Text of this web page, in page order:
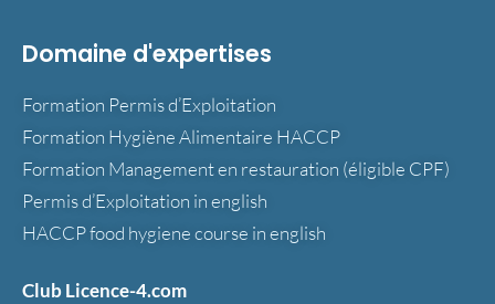
Domaine d'expertises
Formation Permis d’Exploitation
Formation Hygiène Alimentaire HACCP
Formation Management en restauration (éligible CPF)
Permis d’Exploitation in english
HACCP food hygiene course in english
Club Licence-4.com